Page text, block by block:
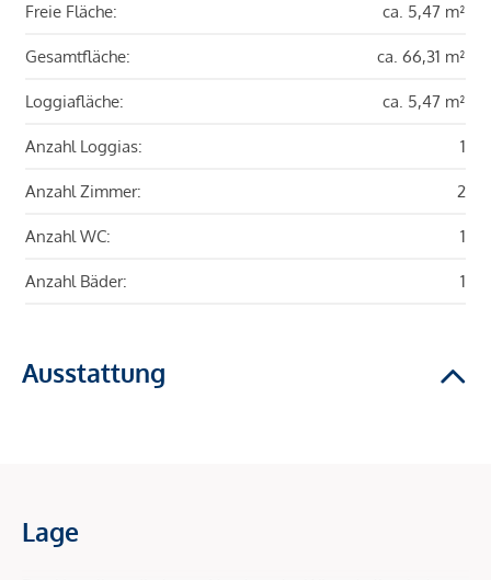
Freie Fläche: ca. 5,47 m²
Gesamtfläche: ca. 66,31 m²
Loggiafläche: ca. 5,47 m²
Anzahl Loggias: 1
Anzahl Zimmer: 2
Anzahl WC: 1
Anzahl Bäder: 1
Ausstattung
Lage